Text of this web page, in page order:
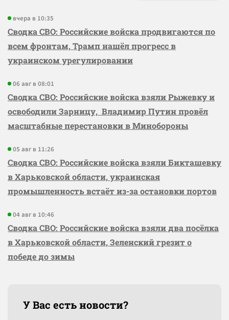
вчера в 10:35
Сводка СВО: Российские войска продвигаются по
всем фронтам, Трамп нашёл прогресс в
украинском урегулировании
06 авг в 08:01
Сводка СВО: Российские войска взяли Рыжевку и
освободили Зарницу, Владимир Путин провёл
масштабные перестановки в Минобороны
05 авг в 11:26
Сводка СВО: Российские войска взяли Бикташевку
в Харьковской области, украинская
промышленность встаёт из-за остановки портов
04 авг в 10:46
Сводка СВО: Российские войска взяли два посёлка
в Харьковской области, Зеленский грезит о
победе до зимы
У Вас есть новости?